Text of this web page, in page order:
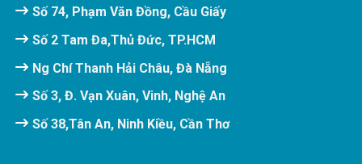
Số 74, Phạm Văn Đồng, Cầu Giấy
Số 2 Tam Đa,Thủ Đức, TP.HCM
Ng Chí Thanh Hải Châu, Đà Nẵng
Số 3, Đ. Vạn Xuân, Vinh, Nghệ An
Số 38,Tân An, Ninh Kiều, Cần Thơ